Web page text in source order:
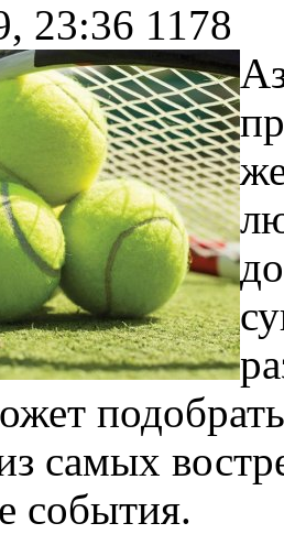
23:36 1178
самых
события.